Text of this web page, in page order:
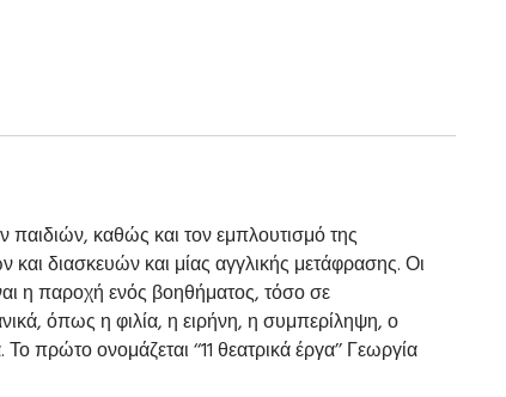
παιδιών, καθώς και τον εμπλουτισμό της
διασκευών και μίας αγγλικής μετάφρασης. Οι
η παροχή ενός βοηθήματος, τόσο σε
όπως η φιλία, η ειρήνη, η συμπερίληψη, ο
πρώτο ονομάζεται ‘‘11 θεατρικά έργα’’ Γεωργία